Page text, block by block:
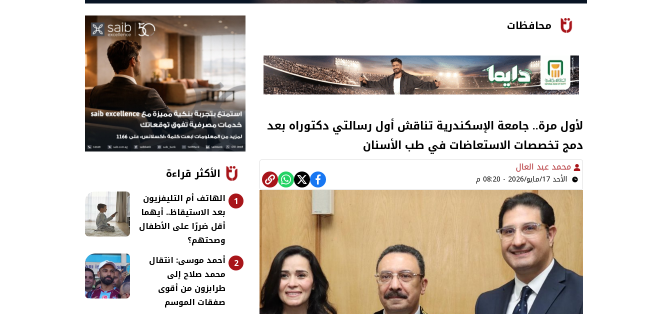
محافظات
لأول مرة.. جامعة الإسكندرية تناقش أول رسالتي دكتوراه بعد
دمج تخصصات الاستعاضات في طب الأسنان
محمد عبد العال
الأحد 17/مايو/2026 - 08:20 م الأكثر قراءة
1
الهاتف أم التليفزيون
بعد الاستيقاظ.. أيهما
أقل ضررًا على الأطفال
وصحتهم؟
2
أحمد موسى: انتقال
محمد صلاح إلى
طرابزون من أقوى
صفقات الموسم